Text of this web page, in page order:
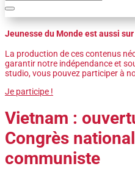
Jeunesse du Monde est aussi sur
La production de ces contenus
garantir notre indépendance et
studio, vous pouvez participer à
Je participe !
Vietnam :
Congrès
communiste